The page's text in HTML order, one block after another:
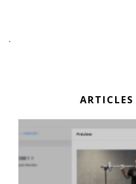
.
ARTICLES